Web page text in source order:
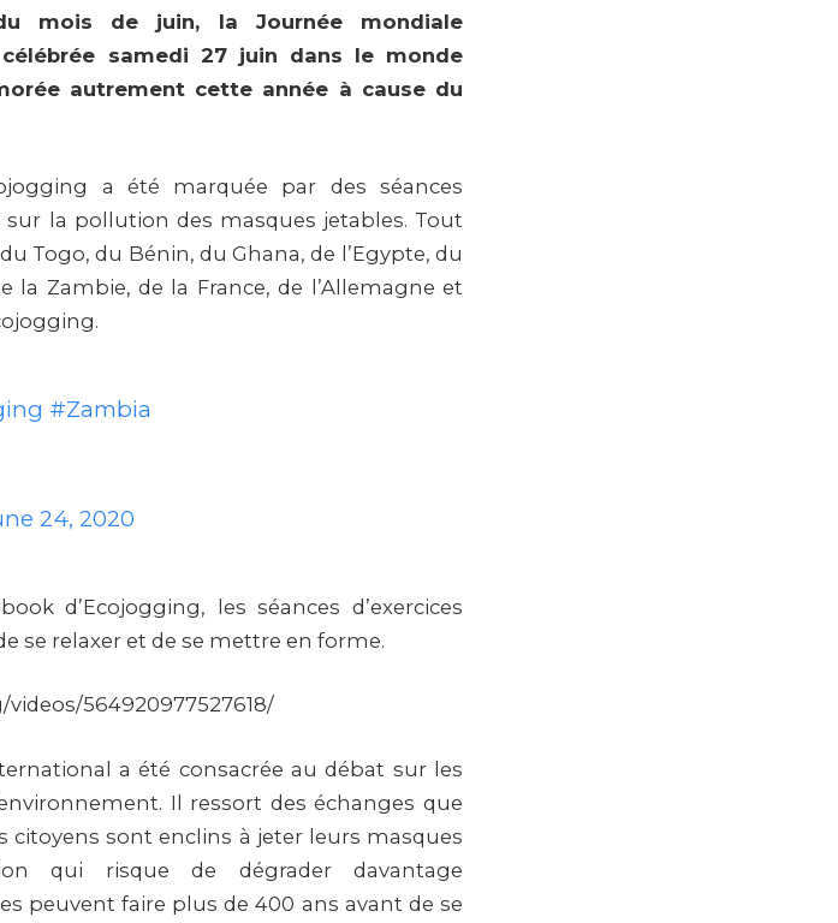
mois de juin, la Journée mondiale
samedi 27 juin dans le monde
autrement cette année à cause du
a été marquée par des séances
sur la pollution des masques jetables. Tout
Togo, du Bénin, du Ghana, de l’Egypte, du
la Zambie, de la France, de l’Allemagne et
#Zambia
24, 2020
d’Ecojogging, les séances d’exercices
se relaxer et de se mettre en forme.
564920977527618/
a été consacrée au débat sur les
Il ressort des échanges que
sont enclins à jeter leurs masques
qui risque de dégrader davantage
peuvent faire plus de 400 ans avant de se